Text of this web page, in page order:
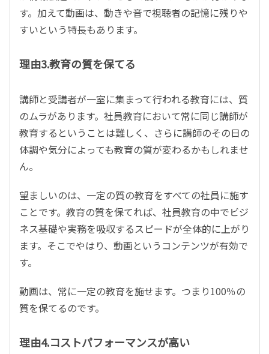
す。加えて動画は、動きや音で視聴者の記憶に残りや
すいという特長もあります。
理由3.教育の質を保てる
講師と受講者が一室に集まって行われる教育には、質
のムラがあります。社員教育において常に同じ講師が
教育するということは難しく、さらに講師のその日の
体調や気分によっても教育の質が変わるかもしれませ
ん。
望ましいのは、一定の質の教育をすべての社員に施す
ことです。教育の質を保てれば、社員教育の中でビジ
ネス基礎や実務を吸収するスピードが全体的に上がり
ます。そこでやはり、動画というコンテンツが有効で
す。
動画は、常に一定の教育を施せます。つまり100％の
質を保てるのです。
理由4.コストパフォーマンスが高い